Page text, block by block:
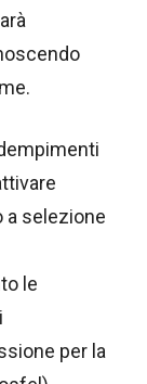
a selezione
le
per la